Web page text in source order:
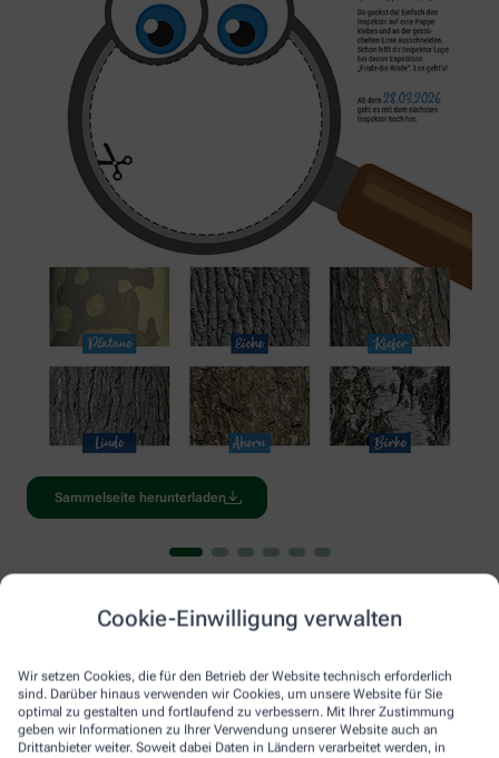
Cookie-Einwilligung verwalten
Wir setzen Cookies, die für den Betrieb der Website technisch erforderlich
sind. Darüber hinaus verwenden wir Cookies, um unsere Website für Sie
optimal zu gestalten und fortlaufend zu verbessern. Mit Ihrer Zustimmung
geben wir Informationen zu Ihrer Verwendung unserer Website auch an
Drittanbieter weiter. Soweit dabei Daten in Ländern verarbeitet werden, in
Sammelseite herunterladen
Ausgaben?
Du hast noch nicht genug von Gesund Kids? Dann entdecke
unsere anderen Ausgaben von Gesund Kids mit vielen
spannenden Fakten und Geschichten rund ums Thema Natur
und Gesundheit.